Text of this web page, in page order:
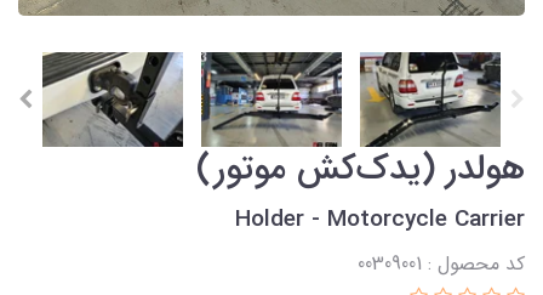
هولدر (یدک‌کش موتور)
Holder - Motorcycle Carrier
کد محصول : 00309001